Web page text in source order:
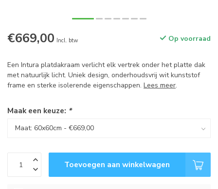
€669,00 Incl. btw Op voorraad
Een Intura platdakraam verlicht elk vertrek onder het platte dak
met natuurlijk licht. Uniek design, onderhoudsvrij wit kunststof
frame en sterke isolerende eigenschappen. Lees meer.
Maak een keuze: *
Toevoegen aan winkelwagen